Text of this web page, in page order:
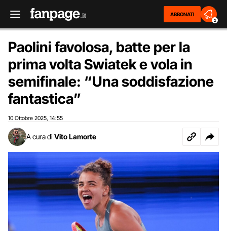
ABBONATI
2
Paolini favolosa, batte per la
prima volta Swiatek e vola in
semifinale: “Una soddisfazione
fantastica”
10 Ottobre 2025 14:55
A cura di Vito Lamorte